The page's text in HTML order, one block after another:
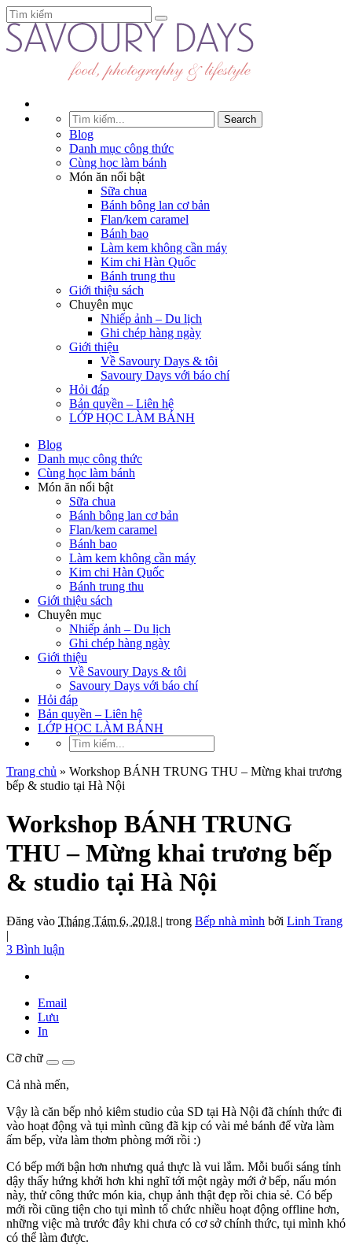
Blog
Danh mục công thức
Cùng học làm bánh
Món ăn nổi bật
Sữa chua
Bánh bông lan cơ bản
Flan/kem caramel
Bánh bao
Làm kem không cần máy
Kim chi Hàn Quốc
Bánh trung thu
Giới thiệu sách
Chuyên mục
Nhiếp ảnh – Du lịch
Ghi chép hàng ngày
Giới thiệu
Về Savoury Days & tôi
Savoury Days với báo chí
Hỏi đáp
Bản quyền – Liên hệ
LỚP HỌC LÀM BÁNH
Blog
Danh mục công thức
Cùng học làm bánh
Món ăn nổi bật
Sữa chua
Bánh bông lan cơ bản
Flan/kem caramel
Bánh bao
Làm kem không cần máy
Kim chi Hàn Quốc
Bánh trung thu
Giới thiệu sách
Chuyên mục
Nhiếp ảnh – Du lịch
Ghi chép hàng ngày
Giới thiệu
Về Savoury Days & tôi
Savoury Days với báo chí
Hỏi đáp
Bản quyền – Liên hệ
LỚP HỌC LÀM BÁNH
Trang chủ » Workshop BÁNH TRUNG THU – Mừng khai trương
bếp & studio tại Hà Nội
Workshop BÁNH TRUNG
THU – Mừng khai trương bếp
& studio tại Hà Nội
Đăng vào Tháng Tám 6, 2018 | trong Bếp nhà mình bởi Linh Trang
|
3 Bình luận
Email
Lưu
In
Cỡ chữ
Cả nhà mến,
Vậy là căn bếp nhỏ kiêm studio của SD tại Hà Nội đã chính thức đi
vào hoạt động và tụi mình cũng đã kịp có vài mẻ bánh để vừa làm
ấm bếp, vừa làm thơm phòng mới rồi :)
Có bếp mới bận hơn nhưng quả thực là vui lắm. Mỗi buổi sáng tỉnh
dậy thấy hứng khởi hơn khi nghĩ tới một ngày mới ở bếp, nấu món
này, thử công thức món kia, chụp ảnh thật đẹp rồi chia sẻ. Có bếp
mới rồi cũng tiện cho tụi mình tổ chức nhiều hoạt động offline hơn,
những việc mà trước đây khi chưa có cơ sở chính thức, tụi mình khó
có thể làm được.